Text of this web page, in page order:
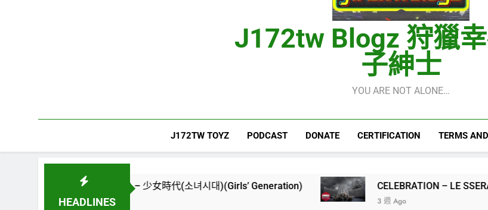
J172tw Blogz 狩獵
子紳士
YOU ARE NOT ALONE…
J172TW TOYZ PODCAST DONATE CERTIFICATION TERMS
HEADLINES
The New World) – 少女時代(소녀시대)(Girls’ Generation) CELEBRATION – LE SSERAFIM(르
3 週 Ago